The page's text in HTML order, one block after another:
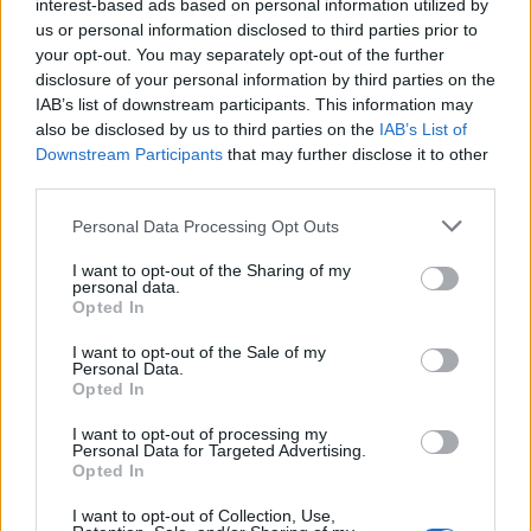
interest-based ads based on personal information utilized by
us or personal information disclosed to third parties prior to
your opt-out. You may separately opt-out of the further
disclosure of your personal information by third parties on the
IAB’s list of downstream participants. This information may
also be disclosed by us to third parties on the IAB’s List of
Downstream Participants that may further disclose it to other
Personal Data Processing Opt Outs
I want to opt-out of the Sharing of my
personal data.
Opted In
I want to opt-out of the Sale of my
Personal Data.
Opted In
I want to opt-out of processing my
Personal Data for Targeted Advertising.
Opted In
I want to opt-out of Collection, Use,
Mediumi më i besueshëm
e konfirmon: Vinicius Jr
qëndron te Real Madridi
dhe do të firmosë
kontratë gjashtëvjeçare
Tragjedi në futbollin
tajlandez, rrufeja i merr
jetën lojtarit 24-vjeçar
gjatë ndeshjes
Salah vendos rekord
pagash te Trabzonspori,
zbulohet shifra
marramendëse
Real Madridin, zbardhen
detajet e marrëveshjes së